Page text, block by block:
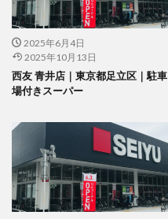
2025年6月4日
2025年10月13日
西友 青井店｜東京都足立区｜駐車
場付きスーパー